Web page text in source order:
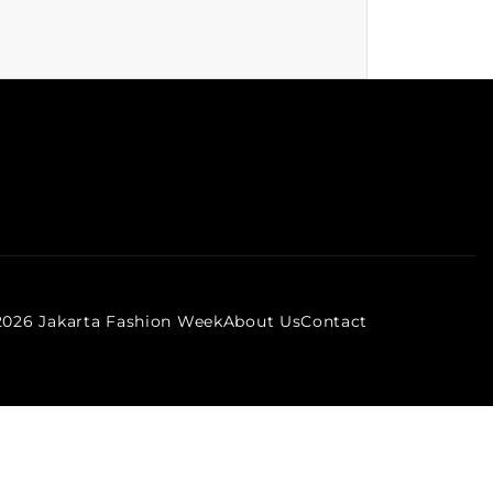
Jakarta Fashion WeekAbout UsContact